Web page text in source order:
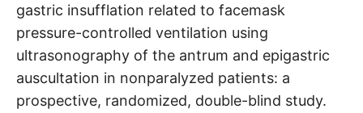
gastric insufflation related to facemask
pressure-controlled ventilation using
ultrasonography of the antrum and epigastric
auscultation in nonparalyzed patients: a
prospective, randomized, double-blind study.